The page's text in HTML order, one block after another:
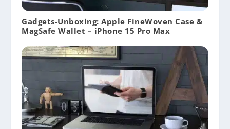
Gadgets-Unboxing: Apple FineWoven Case &
MagSafe Wallet – iPhone 15 Pro Max